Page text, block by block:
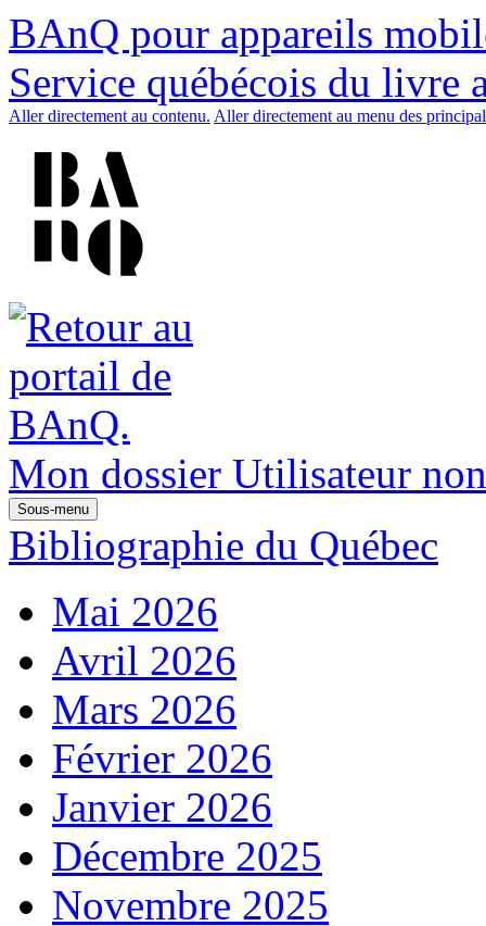
BAnQ pour appareils
Service québécois du livre
Aller directement au contenu. Aller directement au menu des
Mon dossier Utilisateur
Sous-menu
Bibliographie du Québec
Mai 2026
Avril 2026
Mars 2026
Février 2026
Janvier 2026
Décembre 2025
Novembre 2025